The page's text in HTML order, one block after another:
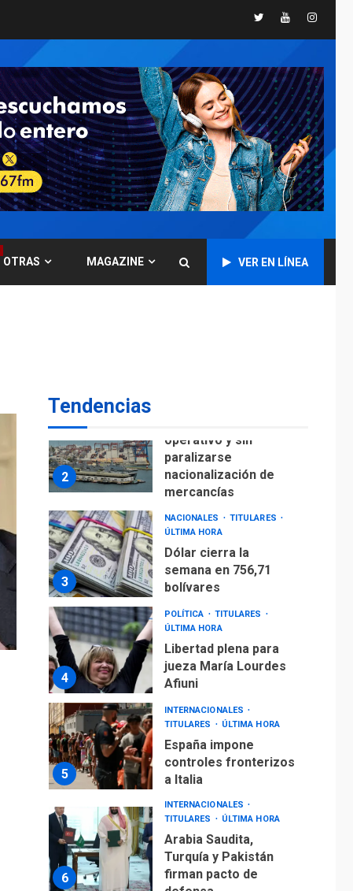
TwitterYoutube
OTRAS MAGAZINE VER EN LÍNEA
Tendencias
5
controles fronterizos
a Italia
6
INTERNACIONALES
TITULARES
ÚLTIMA HORA
Arabia Saudita,
Turquía y Pakistán
firman pacto de
defensa
LATINOAMÉRICA Y CARIBE
TITULARES
ÚLTIMA HORA
De la Espriella jura
Colombia
2
operativo y sin
paralizarse
nacionalización de
mercancías
3
NACIONALES
TITULARES
ÚLTIMA HORA
Dólar cierra la
semana en 756,71
bolívares
4
POLÍTICA
TITULARES
ÚLTIMA HORA
Libertad plena para
jueza María Lourdes
Afiuni
5
INTERNACIONALES
TITULARES
ÚLTIMA HORA
España impone
controles fronterizos
a Italia
6
INTERNACIONALES
TITULARES
ÚLTIMA HORA
Arabia Saudita,
Turquía y Pakistán
firman pacto de